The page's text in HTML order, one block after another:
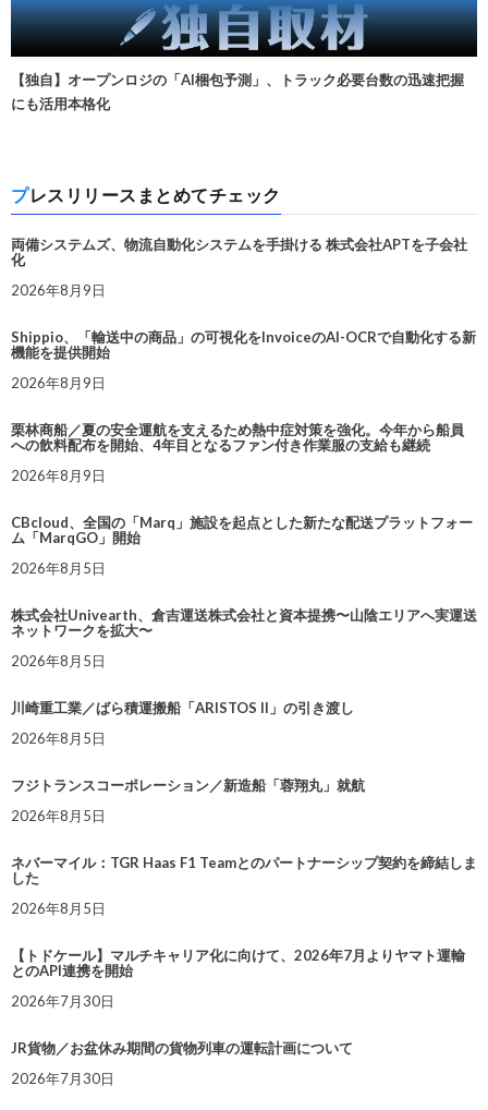
【独自】オープンロジの「AI梱包予測」、トラック必要台数の迅速把握
にも活用本格化
プレスリリースまとめてチェック
両備システムズ、物流自動化システムを手掛ける 株式会社APTを子会社
化
2026年8月9日
Shippio、「輸送中の商品」の可視化をInvoiceのAI-OCRで自動化する新
機能を提供開始
2026年8月9日
栗林商船／夏の安全運航を支えるため熱中症対策を強化。今年から船員
への飲料配布を開始、4年目となるファン付き作業服の支給も継続
2026年8月9日
CBcloud、全国の「Marq」施設を起点とした新たな配送プラットフォー
ム「MarqGO」開始
2026年8月5日
株式会社Univearth、倉吉運送株式会社と資本提携〜山陰エリアへ実運送
ネットワークを拡大〜
2026年8月5日
川崎重工業／ばら積運搬船「ARISTOS II」の引き渡し
2026年8月5日
フジトランスコーポレーション／新造船「蓉翔丸」就航
2026年8月5日
ネバーマイル：TGR Haas F1 Teamとのパートナーシップ契約を締結しま
した
2026年8月5日
【トドケール】マルチキャリア化に向けて、2026年7月よりヤマト運輸
とのAPI連携を開始
2026年7月30日
JR貨物／お盆休み期間の貨物列車の運転計画について
2026年7月30日